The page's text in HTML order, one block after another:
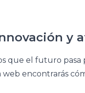
y
que el futuro pasa
encontrarás